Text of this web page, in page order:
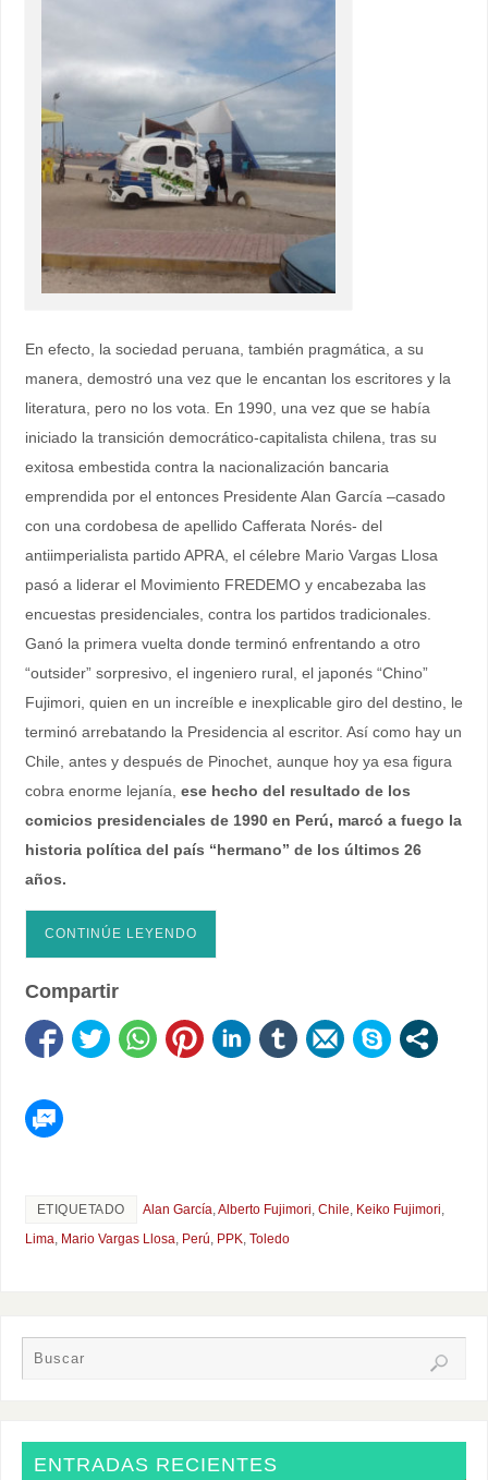
En efecto, la sociedad peruana, también pragmática, a su
manera, demostró una vez que le encantan los escritores y la
literatura, pero no los vota. En 1990, una vez que se había
iniciado la transición democrático-capitalista chilena, tras su
exitosa embestida contra la nacionalización bancaria
emprendida por el entonces Presidente Alan García –casado
con una cordobesa de apellido Cafferata Norés- del
antiimperialista partido APRA, el célebre Mario Vargas Llosa
pasó a liderar el Movimiento FREDEMO y encabezaba las
encuestas presidenciales, contra los partidos tradicionales.
Ganó la primera vuelta donde terminó enfrentando a otro
“outsider” sorpresivo, el ingeniero rural, el japonés “Chino”
Fujimori, quien en un increíble e inexplicable giro del destino, le
terminó arrebatando la Presidencia al escritor. Así como hay un
Chile, antes y después de Pinochet, aunque hoy ya esa figura
cobra enorme lejanía, ese hecho del resultado de los
comicios presidenciales de 1990 en Perú, marcó a fuego la
historia política del país “hermano” de los últimos 26
años.
CONTINÚE LEYENDO
Compartir
ETIQUETADO Alan García,Alberto Fujimori, Chile, Keiko Fujimori,
Lima, Mario Vargas Llosa, Perú, PPK, Toledo
ENTRADAS RECIENTES